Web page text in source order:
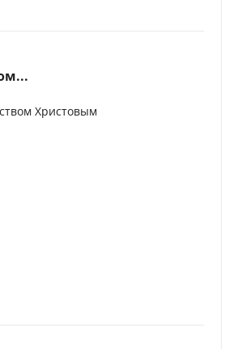
Христовым